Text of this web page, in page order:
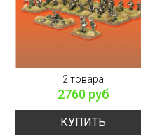
2 товара
2760 руб
КУПИТЬ